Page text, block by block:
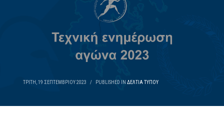
ΤΡΊΤΗ, 19 ΣΕΠΤΕΜΒΡΊΟΥ 2023 / PUBLISHED INΔΕΛΤΊΑ ΤΎΠΟΥ